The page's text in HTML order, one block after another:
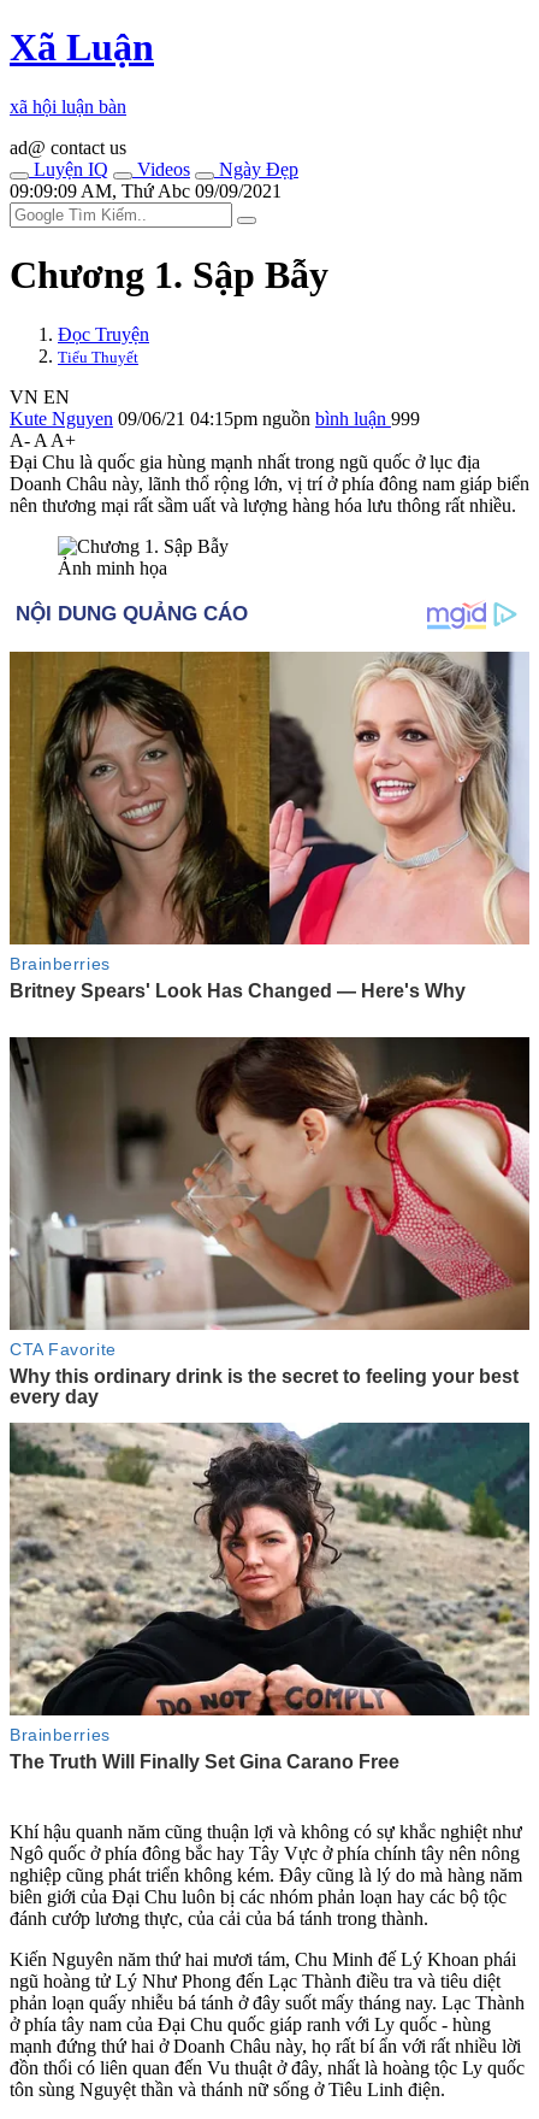
Xã Luận
xã hội luận bàn
ad@ contact us
Luyện IQ
Videos
Ngày Đẹp
09:09:09 AM, Thứ Abc 09/09/2021
Chương 1. Sập Bẫy
Đọc Truyện
Tiểu Thuyết
VN EN
Kute Nguyen 09/06/21 04:15pm nguồn bình luận 999
A- A A+
Đại Chu là quốc gia hùng mạnh nhất trong ngũ quốc ở lục địa
Doanh Châu này, lãnh thổ rộng lớn, vị trí ở phía đông nam giáp biển
nên thương mại rất sầm uất và lượng hàng hóa lưu thông rất nhiều.
Ảnh minh họa
Khí hậu quanh năm cũng thuận lợi và không có sự khắc nghiệt như
Ngô quốc ở phía đông bắc hay Tây Vực ở phía chính tây nên nông
nghiệp cũng phát triển không kém. Đây cũng là lý do mà hàng năm
biên giới của Đại Chu luôn bị các nhóm phản loạn hay các bộ tộc
đánh cướp lương thực, của cải của bá tánh trong thành.
Kiến Nguyên năm thứ hai mươi tám, Chu Minh đế Lý Khoan phái
ngũ hoàng tử Lý Như Phong đến Lạc Thành điều tra và tiêu diệt
phản loạn quấy nhiễu bá tánh ở đây suốt mấy tháng nay. Lạc Thành
ở phía tây nam của Đại Chu quốc giáp ranh với Ly quốc - hùng
mạnh đứng thứ hai ở Doanh Châu này, họ rất bí ẩn với rất nhiều lời
đồn thổi có liên quan đến Vu thuật ở đây, nhất là hoàng tộc Ly quốc
tôn sùng Nguyệt thần và thánh nữ sống ở Tiêu Linh điện.